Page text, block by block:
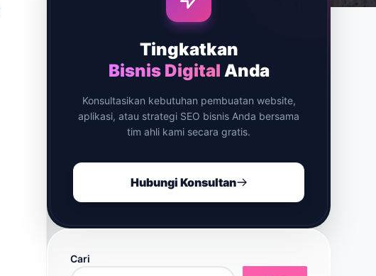
Tingkatkan
Bisnis Digital Anda
Konsultasikan kebutuhan pembuatan website,
aplikasi, atau strategi SEO bisnis Anda bersama
tim ahli kami secara gratis.
Hubungi Konsultan
Cari